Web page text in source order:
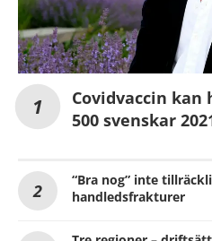
Covidvaccin kan
500 svenskar
“Bra nog” inte
handledsfrakturer